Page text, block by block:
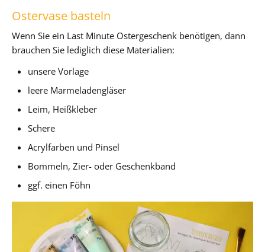
Ostervase basteln
Wenn Sie ein Last Minute Ostergeschenk benötigen, dann
brauchen Sie lediglich diese Materialien:
unsere Vorlage
leere Marmeladengläser
Leim, Heißkleber
Schere
Acrylfarben und Pinsel
Bommeln, Zier- oder Geschenkband
ggf. einen Föhn